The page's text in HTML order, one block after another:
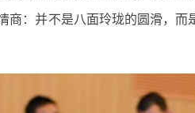
商：并不是八面玲珑的圆滑，